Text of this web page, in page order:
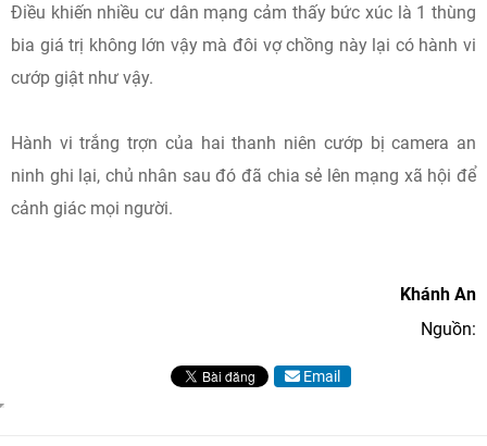
Điều khiến nhiều cư dân mạng cảm thấy bức xúc là 1 thùng
bia giá trị không lớn vậy mà đôi vợ chồng này lại có hành vi
cướp giật như vậy.
Hành vi trắng trợn của hai thanh niên cướp bị camera an
ninh ghi lại, chủ nhân sau đó đã chia sẻ lên mạng xã hội để
cảnh giác mọi người.
Khánh An
Nguồn:
Email